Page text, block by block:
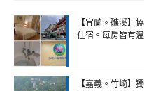
【宜蘭。礁溪】
住宿。每房皆有
【嘉義。竹崎】